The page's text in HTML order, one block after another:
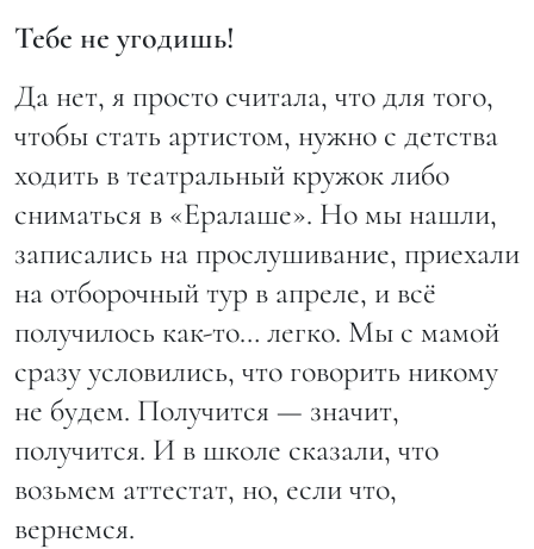
Тебе не угодишь!
Да нет, я просто считала, что для того,
чтобы стать артистом, нужно с детства
ходить в театральный кружок либо
сниматься в «Ералаше». Но мы нашли,
записались на прослушивание, приехали
на отборочный тур в апреле, и всё
получилось как-то… легко. Мы с мамой
сразу условились, что говорить никому
не будем. Получится — значит,
получится. И в школе сказали, что
возьмем аттестат, но, если что,
вернемся.